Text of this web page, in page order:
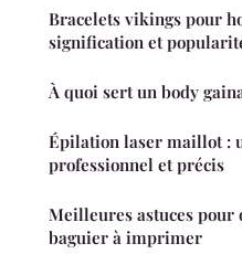
Bracelets vikings pour
signification et
À quoi sert un body
Épilation laser maillot :
professionnel et précis
Meilleures astuces
baguier à imprimer